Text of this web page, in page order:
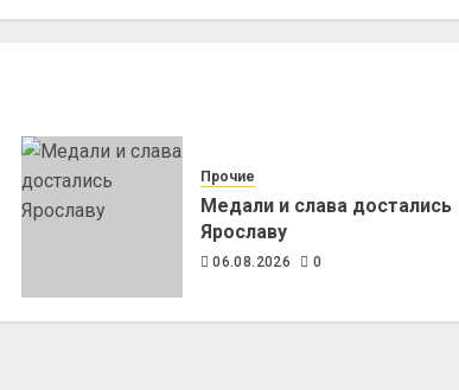
Прочие
Медали и слава достались
Ярославу
06.08.2026 0